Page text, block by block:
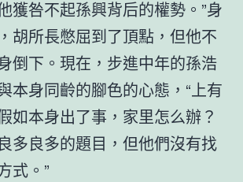
獲咎不起孫興背后的權勢。”身
胡所長憋屈到了頂點，但他不
倒下。現在，步進中年的孫浩
本身同齡的腳色的心態，“上有
如本身出了事，家里怎么辦？
多良多的題目，但他們沒有找
式。”